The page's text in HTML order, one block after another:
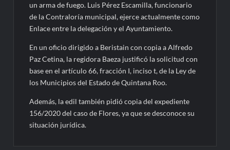
un arma de fuego. Luis Pérez Escamilla, funcionario
de la Contraloría municipal, ejerce actualmente como
Enlace entre la delegación y el Ayuntamiento.
En un oficio dirigido a Beristain con copia a Alfredo
Paz Cetina, la regidora Baeza justificó la solicitud con
base en el artículo 66, fracción I, inciso t, de la Ley de
los Municipios del Estado de Quintana Roo.
Además, la edil también pidió copia del expediente
156/2020 del caso de Flores, ya que se desconoce su
situación jurídica.